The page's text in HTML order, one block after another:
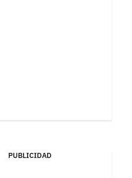
PUBLICIDAD